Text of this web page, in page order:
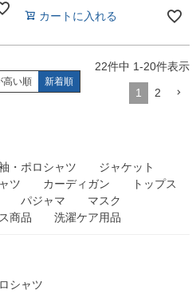
カートに入れる
高い順 新着順
22件中 1-20件表示
1 2
・ポロシャツ
ジャケット
ツ カーディガン
トップス
パジャマ
マスク
商品 洗濯ケア用品
シャツ